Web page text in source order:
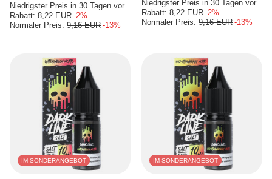
Niedrigster Preis in 30 Tagen vor
Rabatt: 8,22 EUR -2%
Normaler Preis: 9,16 EUR -13%
Niedrigster Preis in 30 Tagen vor
Rabatt: 8,22 EUR -2%
Normaler Preis: 9,16 EUR -13%
IM SONDERANGEBOT IM SONDERANGEBOT